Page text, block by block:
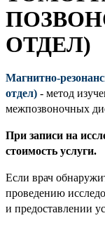
ОТДЕЛ)
Магнитно-
отдел) - метод
межпозвоночных
При записи на
стоимость услуги.
Если врач
проведению
и предоставлении